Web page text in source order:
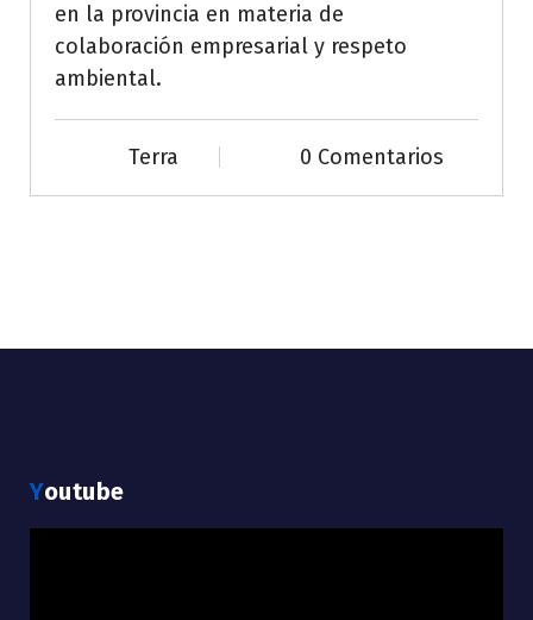
en la provincia en materia de
colaboración empresarial y respeto
ambiental.
Terra 0 Comentarios
Youtube